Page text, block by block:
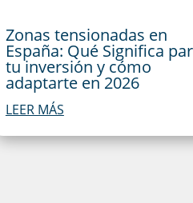
Zonas tensionadas en
España: Qué Significa
tu inversión y cómo
adaptarte en 2026
LEER MÁS